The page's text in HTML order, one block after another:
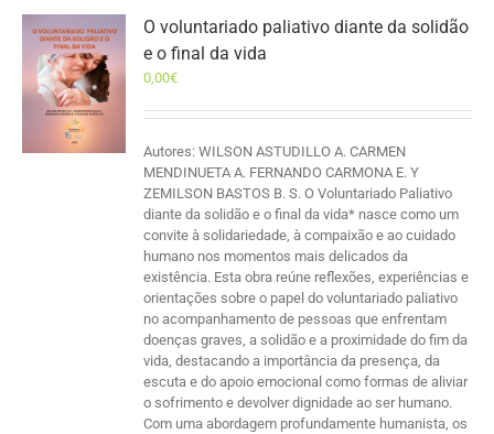
O voluntariado paliativo diante da solidão
e o final da vida
0,00€
Autores: WILSON ASTUDILLO A. CARMEN
MENDINUETA A. FERNANDO CARMONA E. Y
ZEMILSON BASTOS B. S. O Voluntariado Paliativo
diante da solidão e o final da vida* nasce como um
convite à solidariedade, à compaixão e ao cuidado
humano nos momentos mais delicados da
existência. Esta obra reúne reflexões, experiências e
orientações sobre o papel do voluntariado paliativo
no acompanhamento de pessoas que enfrentam
doenças graves, a solidão e a proximidade do fim da
vida, destacando a importância da presença, da
escuta e do apoio emocional como formas de aliviar
o sofrimento e devolver dignidade ao ser humano.
Com uma abordagem profundamente humanista, os